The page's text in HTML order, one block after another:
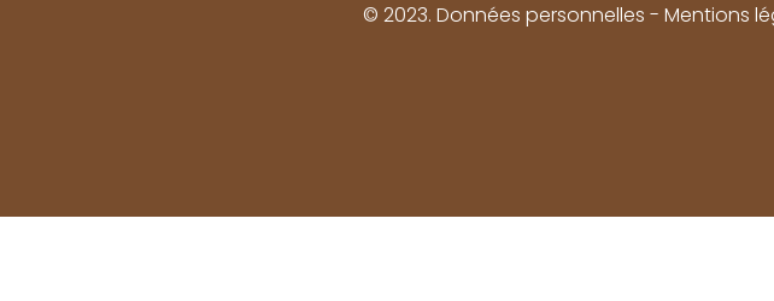
© 2023. Données personnelles - Mentions